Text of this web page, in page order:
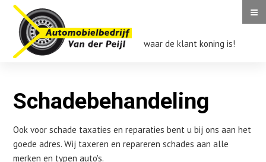
Auto
Van
der
Peijl
≡
waar de klant koning is!
Schadebehandeling
Schadebehandeling
Schadebehandeling
Ook voor schade taxaties en reparaties bent u bij ons aan het
goede adres. Wij taxeren en repareren schades aan alle
merken en typen auto's.